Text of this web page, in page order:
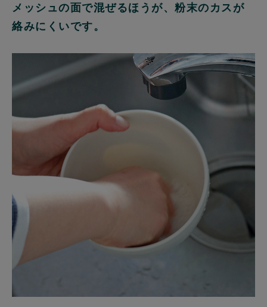
メッシュの面で混ぜるほうが、粉末のカスが
絡みにくいです。